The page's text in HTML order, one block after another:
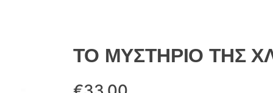
ΤΟ ΜΥΣΤΗΡΙΟ ΤΗΣ